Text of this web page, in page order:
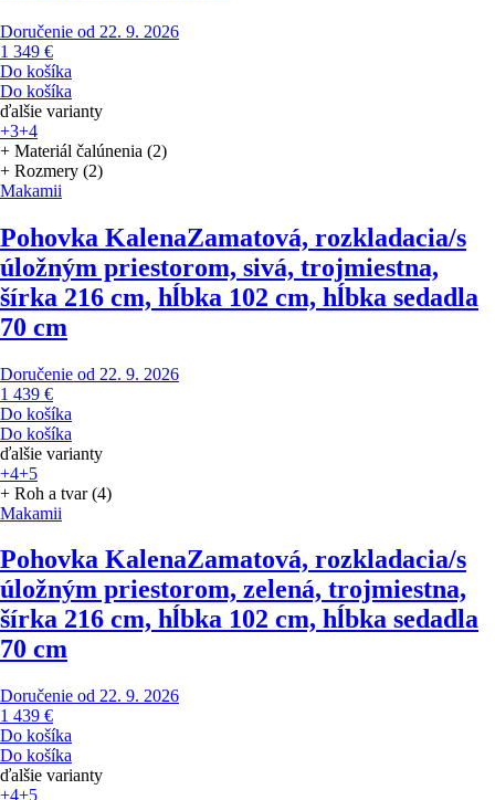
Doručenie od 22. 9. 2026
1 349 €
Do košíka
Do košíka
ďalšie varianty
+3+4
+ Materiál čalúnenia (2)
+ Rozmery (2)
Makamii
Pohovka KalenaZamatová, rozkladacia/s
úložným priestorom, sivá, trojmiestna,
šírka 216 cm, hĺbka 102 cm, hĺbka sedadla
70 cm
Doručenie od 22. 9. 2026
1 439 €
Do košíka
Do košíka
ďalšie varianty
+4+5
+ Roh a tvar (4)
Makamii
Pohovka KalenaZamatová, rozkladacia/s
úložným priestorom, zelená, trojmiestna,
šírka 216 cm, hĺbka 102 cm, hĺbka sedadla
70 cm
Doručenie od 22. 9. 2026
1 439 €
Do košíka
Do košíka
ďalšie varianty
+4+5